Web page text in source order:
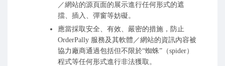
／網站的源頁面的展示進行任何形式的遮
擋、插入、彈窗等妨礙。
應當採取安全、有效、嚴密的措施，防止
OrderPally 服務及其軟體／網站的資訊內容被
協力廠商通過包括但不限於“蜘蛛”（spider）
程式等任何形式進行非法獲取。